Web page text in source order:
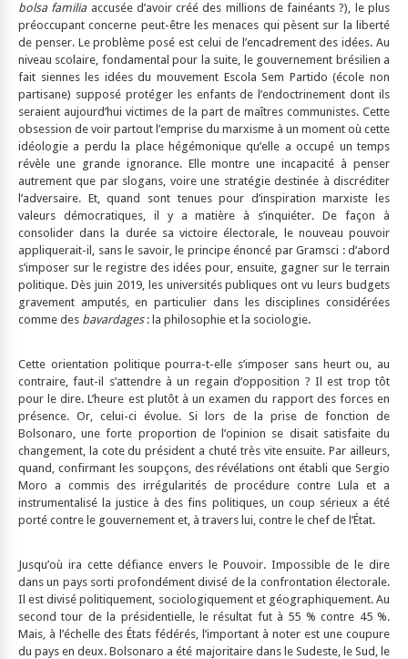
bolsa familiaaccusée d’avoir créé des millions de fainéants ?), le plus
préoccupant concerne peut-être les menaces qui pèsent sur la liberté
de penser. Le problème posé est celui de l’encadrement des idées. Au
niveau scolaire, fondamental pour la suite, le gouvernement brésilien a
fait siennes les idées du mouvement Escola Sem Partido (école non
partisane) supposé protéger les enfants de l’endoctrinement dont ils
seraient aujourd’hui victimes de la part de maîtres communistes. Cette
obsession de voir partout l’emprise du marxisme à un moment où cette
idéologie a perdu la place hégémonique qu’elle a occupé un temps
révèle une grande ignorance. Elle montre une incapacité à penser
autrement que par slogans, voire une stratégie destinée à discréditer
l’adversaire. Et, quand sont tenues pour d’inspiration marxiste les
valeurs démocratiques, il y a matière à s’inquiéter. De façon à
consolider dans la durée sa victoire électorale, le nouveau pouvoir
appliquerait-il, sans le savoir, le principe énoncé par Gramsci : d’abord
s’imposer sur le registre des idées pour, ensuite, gagner sur le terrain
politique. Dès juin 2019, les universités publiques ont vu leurs budgets
gravement amputés, en particulier dans les disciplines considérées
comme des bavardages: la philosophie et la sociologie.
Cette orientation politique pourra-t-elle s’imposer sans heurt ou, au
contraire, faut-il s’attendre à un regain d’opposition ? Il est trop tôt
pour le dire. L’heure est plutôt à un examen du rapport des forces en
présence. Or, celui-ci évolue. Si lors de la prise de fonction de
Bolsonaro, une forte proportion de l’opinion se disait satisfaite du
changement, la cote du président a chuté très vite ensuite. Par ailleurs,
quand, confirmant les soupçons, des révélations ont établi que Sergio
Moro a commis des irrégularités de procédure contre Lula et a
instrumentalisé la justice à des fins politiques, un coup sérieux a été
porté contre le gouvernement et, à travers lui, contre le chef de l’État.
Jusqu’où ira cette défiance envers le Pouvoir. Impossible de le dire
dans un pays sorti profondément divisé de la confrontation électorale.
Il est divisé politiquement, sociologiquement et géographiquement. Au
second tour de la présidentielle, le résultat fut à 55 % contre 45 %.
Mais, à l’échelle des États fédérés, l’important à noter est une coupure
du pays en deux. Bolsonaro a été majoritaire dans le Sudeste, le Sud, le